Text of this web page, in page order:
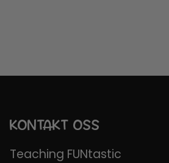
KONTAKT OSS
Teaching FUNtastic